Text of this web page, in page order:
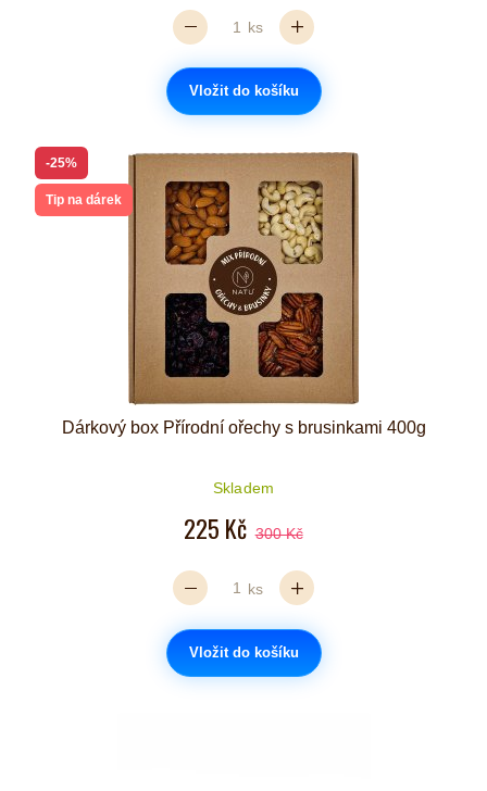
ks
Vložit do košíku
-25%
Tip na dárek
Dárkový box Přírodní ořechy s brusinkami 400g
Skladem
225 Kč 300 Kč
ks
Vložit do košíku